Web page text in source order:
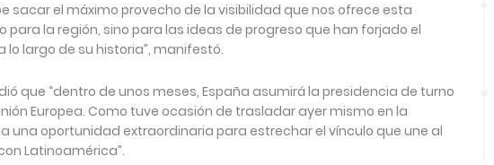
sacar el máximo provecho de la visibilidad que nos ofrece esta
para la región, sino para las ideas de progreso que han forjado el
lo largo de su historia”, manifestó.
que “dentro de unos meses, España asumirá la presidencia de turno
Europea. Como tuve ocasión de trasladar ayer mismo en la
una oportunidad extraordinaria para estrechar el vínculo que une al
Latinoamérica”.